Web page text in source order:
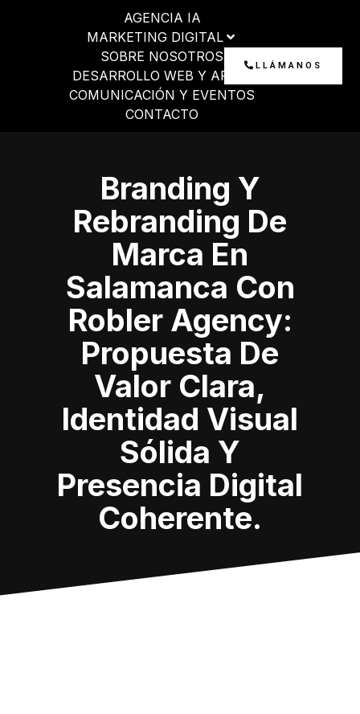
AGENCIA IA
MARKETING DIGITAL
SOBRE NOSOTROS
DESARROLLO WEB Y APP
COMUNICACIÓN Y EVENTOS
CONTACTO
LLÁMANOS
Branding Y
Rebranding De
Marca En
Salamanca Con
Robler Agency:
Propuesta De
Valor Clara,
Identidad Visual
Sólida Y
Presencia Digital
Coherente.